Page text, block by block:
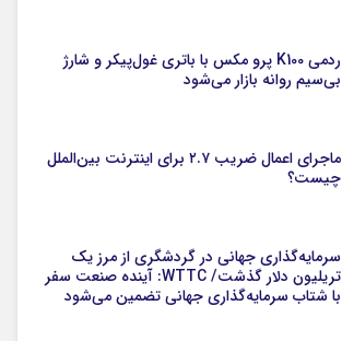
ردمی K100 پرو مکس با باتری غول‌پیکر و شارژ
بی‌سیم روانه بازار می‌شود
ماجرای اعمال ضریب ۲.۷ برای اینترنت بین‌الملل
چیست؟
سرمایه‌گذاری جهانی در گردشگری از مرز یک
تریلیون دلار گذشت/ WTTC: آینده صنعت سفر
با شتاب سرمایه‌گذاری جهانی تضمین می‌شود